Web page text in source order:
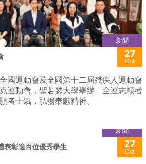
新聞
27
Oct
國運動會及全國第十二屆殘疾人運動會
運動會，聖若瑟大學舉辦「全運志願者
者士氣，弘揚奉獻精神。
新聞
表彰逾百位優秀學生 27
Oct